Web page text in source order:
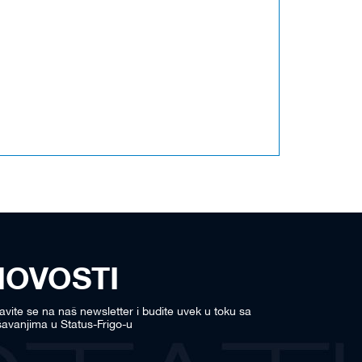
se na naš newsletter i budite uvek u toku sa
u Status-Frigo-u